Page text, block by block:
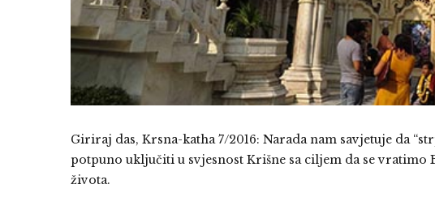
Giriraj das, Krsna-katha 7/2016: Narada nam savjetuje da
potpuno uključiti u svjesnost Krišne sa ciljem da se
života.